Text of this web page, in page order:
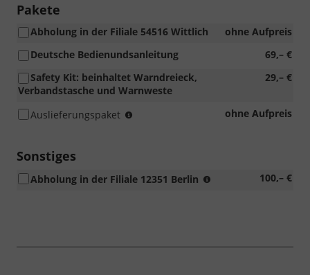
Pakete
ohne Aufpreis
Abholung in der Filiale 54516 Wittlich
69,– €
Deutsche Bedienundsanleitung
29,– €
Safety Kit: beinhaltet Warndreieck,
Verbandstasche und Warnweste
ohne Aufpreis
Auslieferungspaket
Einstellung
Sonstiges
100,– €
Abholung in der Filiale 12351 Berlin